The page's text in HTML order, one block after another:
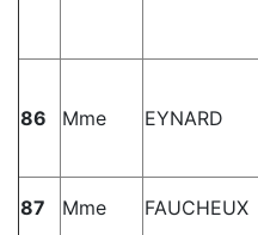
86 Mme EYNARD
87
Mme FAUCHEUX